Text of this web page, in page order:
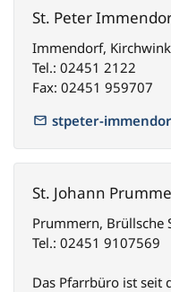
St. Peter
Immendorf,
Tel.: 02451 2122
Fax: 02451 959707
stpeter-
St. Johann
Prummern, Brüllsche
Tel.: 02451 9107569
Das Pfarrbüro ist seit